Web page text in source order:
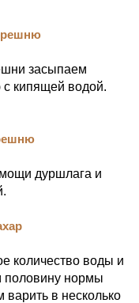
засыпаем
с кипящей водой.
дуршлага и
количество воды и
половину нормы
в несколько